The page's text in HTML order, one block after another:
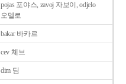
pojas 포야스, zavoj 자보이, odjelo
오델로
bakar 바카르
cev 체브
dim 딤